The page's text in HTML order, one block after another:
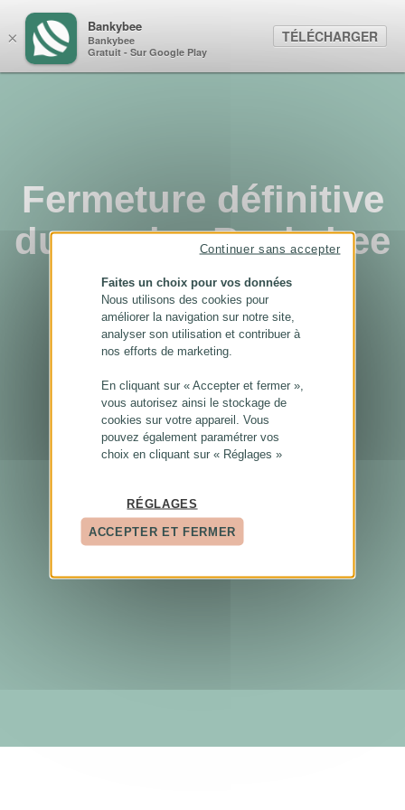
Fermeture définitive
du service Bankybee
...
×
Bankybee
Bankybee
Gratuit - Sur Google Play
TÉLÉCHARGER
Faites un choix pour vos données
Nous utilisons des cookies pour
améliorer la navigation sur notre site,
analyser son utilisation et contribuer à
nos efforts de marketing.
En cliquant sur « Accepter et fermer »,
vous autorisez ainsi le stockage de
cookies sur votre appareil. Vous
pouvez également paramétrer vos
choix en cliquant sur « Réglages »
RÉGLAGES
ACCEPTER ET FERMER
Continuer sans accepter